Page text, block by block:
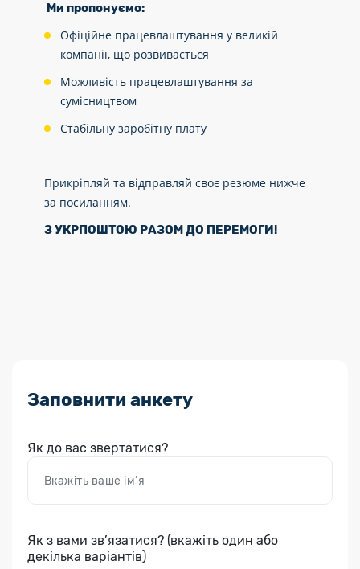
Ми пропонуємо:
Офіційне працевлаштування у великій
компанії, що розвивається
Можливість працевлаштування за
сумісництвом
Стабільну заробітну плату
Прикріпляй та відправляй своє резюме нижче
за посиланням.
З УКРПОШТОЮ РАЗОМ ДО ПЕРЕМОГИ!
Заповнити анкету
Як до вас звертатися?
Як з вами зв’язатися? (вкажіть один або
декілька варіантів)